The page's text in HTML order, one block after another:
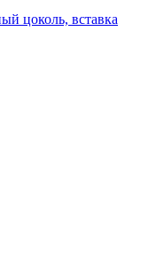
цоколь, вставка